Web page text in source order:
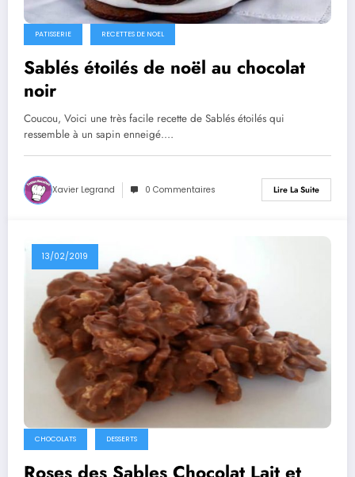
PATISSERIE RECETTES DE NOEL
Sablés étoilés de noël au chocolat
noir
Coucou, Voici une très facile recette de Sablés étoilés qui
ressemble à un sapin enneigé.…
Xavier Legrand 0 Commentaires Lire La Suite
13/02/2019
CHOCOLATS DESSERTS
Roses des Sables Chocolat Lait et